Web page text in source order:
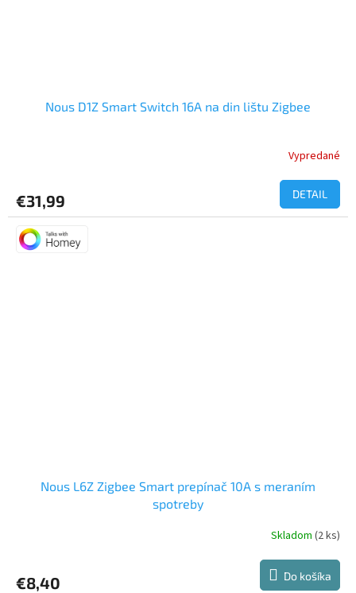
Nous D1Z Smart Switch 16A na din lištu Zigbee
Vypredané
€31,99 DETAIL
Nous L6Z Zigbee Smart prepínač 10A s meraním
spotreby
Skladom (2 ks)
€8,40 Do košíka